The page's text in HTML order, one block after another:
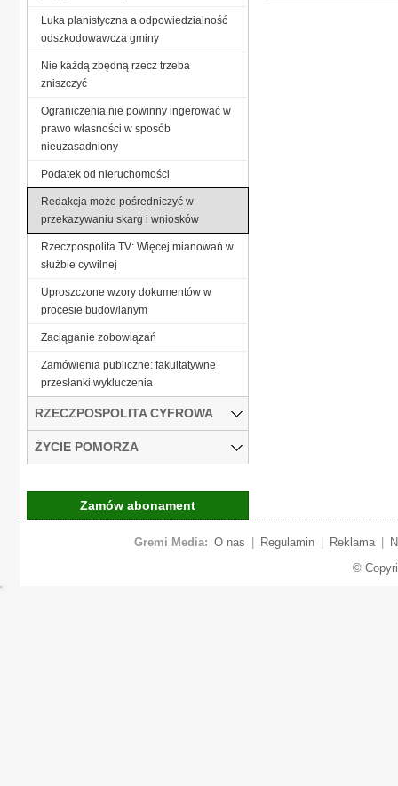
Luka planistyczna a odpowiedzialność
odszkodowawcza gminy
Nie każdą zbędną rzecz trzeba
zniszczyć
Ograniczenia nie powinny ingerować w
prawo własności w sposób
nieuzasadniony
Podatek od nieruchomości
Redakcja może pośredniczyć w
przekazywaniu skarg i wniosków
Rzeczpospolita TV: Więcej mianowań w
służbie cywilnej
Uproszczone wzory dokumentów w
procesie budowlanym
Zaciąganie zobowiązań
Zamówienia publiczne: fakultatywne
przesłanki wykluczenia
RZECZPOSPOLITA CYFROWA
ŻYCIE POMORZA
Zamów abonament
Gremi Media: O nas Regulamin Reklama
©